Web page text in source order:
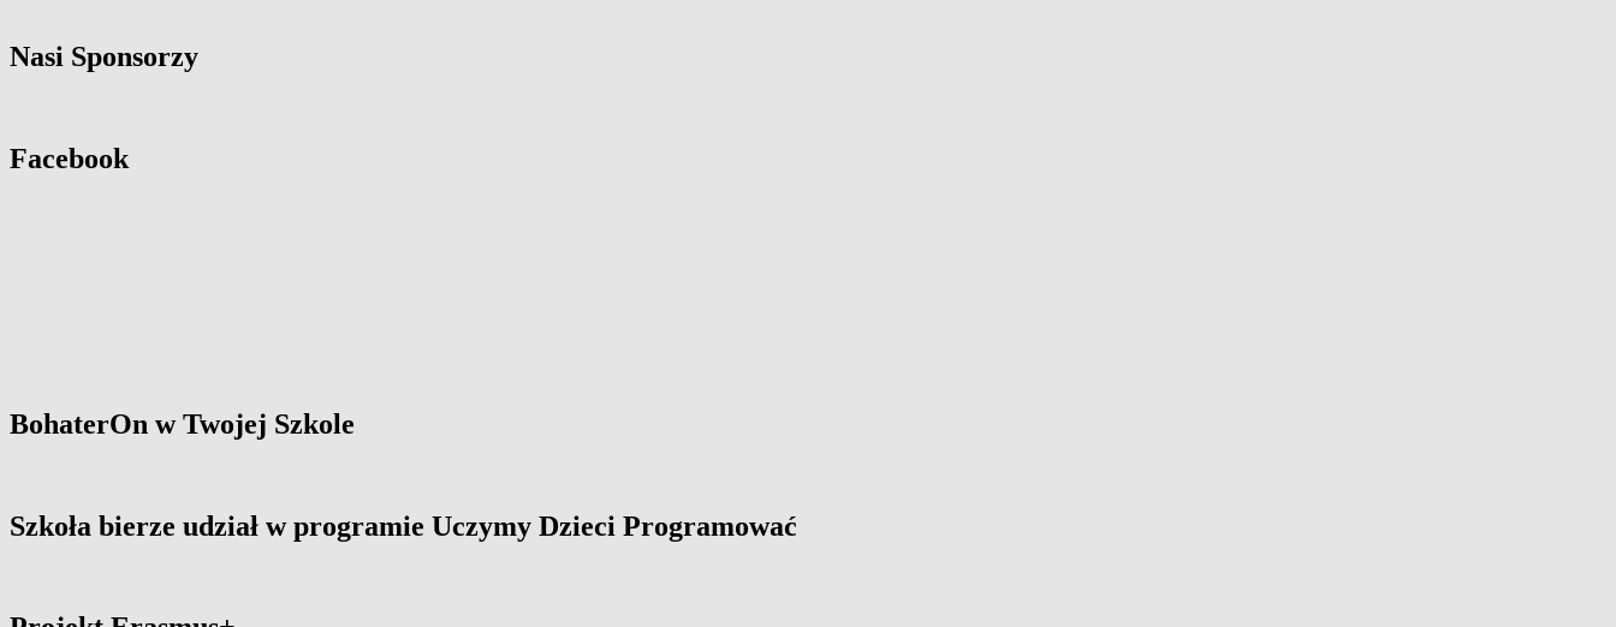
Nasi Sponsorzy
Facebook
BohaterOn w Twojej Szkole
Szkoła bierze udział w programie Uczymy Dzieci Programować